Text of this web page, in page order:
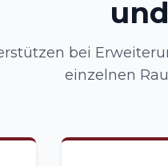
bei
einzelnen